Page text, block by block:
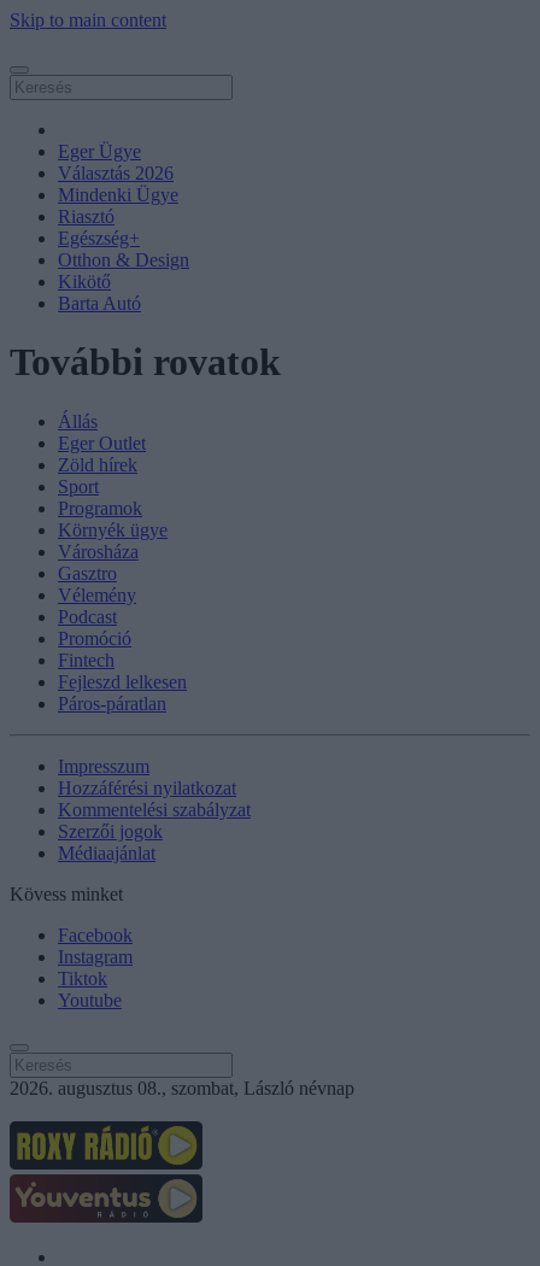
Skip to main content
Eger Ügye
Választás 2026
Mindenki Ügye
Riasztó
Egészség+
Otthon & Design
Kikötő
Barta Autó
További rovatok
Állás
Eger Outlet
Zöld hírek
Sport
Programok
Környék ügye
Városháza
Gasztro
Vélemény
Podcast
Promóció
Fintech
Fejleszd lelkesen
Páros-páratlan
Impresszum
Hozzáférési nyilatkozat
Kommentelési szabályzat
Szerzői jogok
Médiaajánlat
Kövess minket
Facebook
Instagram
Tiktok
Youtube
2026. augusztus 08., szombat, László névnap